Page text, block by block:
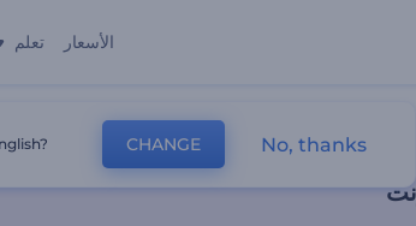
الأسعار تعلم
CHANGE No, thanks